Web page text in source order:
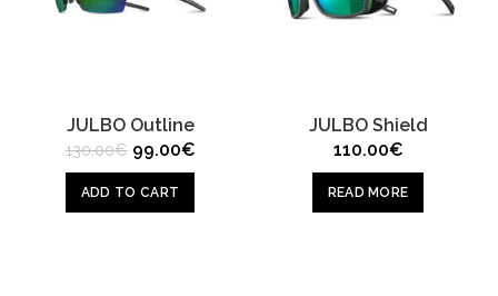
JULBO Outline
130.00€ Original
price
was:
130.00€.
99.00€Current
price
99.00€.
ADD TO CART
JULBO Shield
110.00€
READ MORE